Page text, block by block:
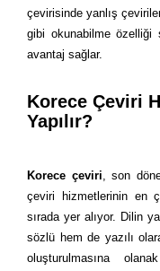
çevirisinde yanlış
gibi okunabilme özelliği
avantaj sağlar.
Korece Çeviri
Yapılır?
Korece çeviri, son
çeviri hizmetlerinin en
sırada yer alıyor. Dilin
sözlü hem de yazılı
oluşturulmasına